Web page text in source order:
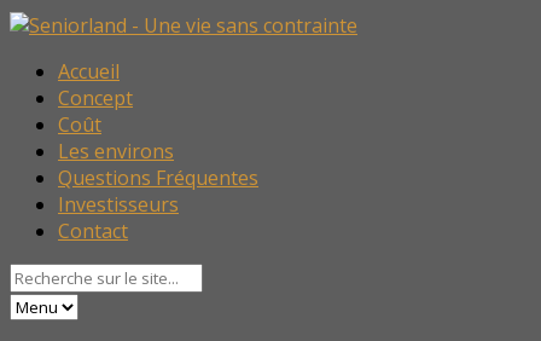
Accueil
Concept
Coût
Les environs
Questions Fréquentes
Investisseurs
Contact